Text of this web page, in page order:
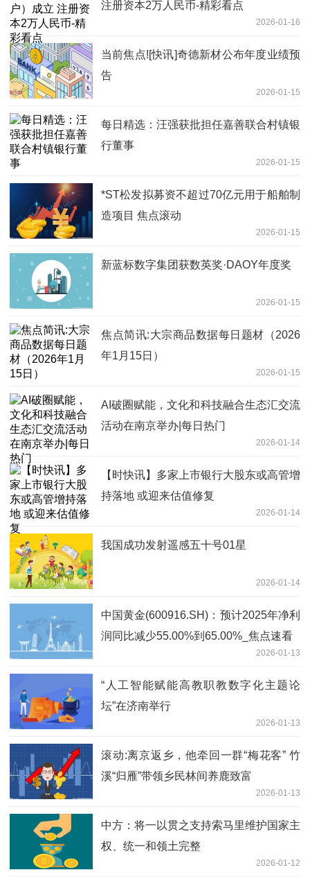
注册资本2万人民币-精彩看点
2026-01-16
当前焦点![快讯]奇德新材公布年度业绩预
告
2026-01-15
每日精选：汪强获批担任嘉善联合村镇银
行董事
2026-01-15
*ST松发拟募资不超过70亿元用于船舶制
造项目 焦点滚动
2026-01-15
新蓝标数字集团获数英奖·DAOY年度奖
2026-01-15
焦点简讯:大宗商品数据每日题材（2026
年1月15日）​
2026-01-15
AI破圈赋能，文化和科技融合生态汇交流
活动在南京举办|每日热门
2026-01-14
【时快讯】多家上市银行大股东或高管增
持落地 或迎来估值修复
2026-01-14
我国成功发射遥感五十号01星
2026-01-14
中国黄金(600916.SH)：预计2025年净利
润同比减少55.00%到65.00%_焦点速看
2026-01-13
“人工智能赋能高教职教数字化主题论
坛”在济南举行
2026-01-13
滚动:离京返乡，他牵回一群“梅花客” 竹
溪“归雁”带领乡民林间养鹿致富
2026-01-13
中方：将一以贯之支持索马里维护国家主
权、统一和领土完整
2026-01-12